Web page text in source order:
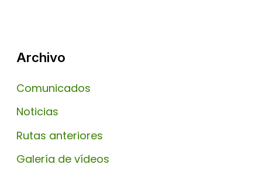
Archivo
Comunicados
Noticias
Rutas anteriores
Galería de vídeos